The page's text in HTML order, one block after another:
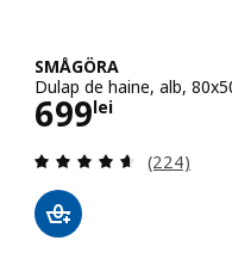
SMÅGÖRA
Dulap de haine, alb,
699lei
Preţ 699lei
Evaluare:
(224)